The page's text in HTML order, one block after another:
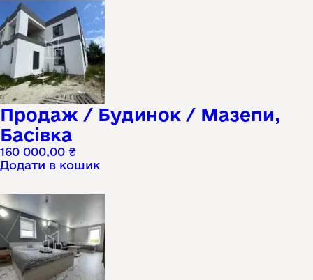
Продаж / Будинок / Мазепи,
Басівка
160 000,00 ₴
Додати в кошик